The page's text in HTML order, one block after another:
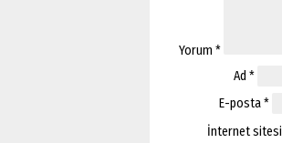
Yorum *
Ad *
E-posta*
İnternet sitesi